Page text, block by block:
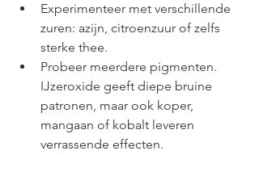
Experimenteer met verschillende
zuren: azijn, citroenzuur of zelfs
sterke thee.
Probeer meerdere pigmenten.
IJzeroxide geeft diepe bruine
patronen, maar ook koper,
mangaan of kobalt leveren
verrassende effecten.